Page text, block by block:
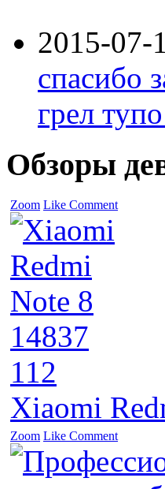
2015-07-
спасибо
грел
Обзоры
Zoom Like Comment
14837
112
Xiaomi
Zoom Like Comment